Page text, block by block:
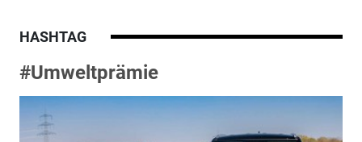
HASHTAG
#Umweltprämie